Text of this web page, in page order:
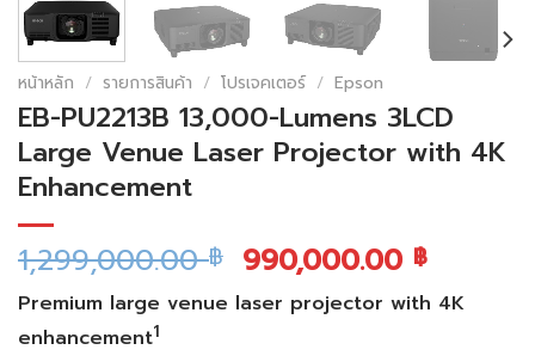
หน้าหลัก / รายการสินค้า / โปรเจคเตอร์ / Epson
EB-PU2213B 13,000-Lumens 3LCD
Large Venue Laser Projector with 4K
Enhancement
1,299,000.00฿ 990,000.00 ฿
Premium large venue laser projector with 4K
enhancement1